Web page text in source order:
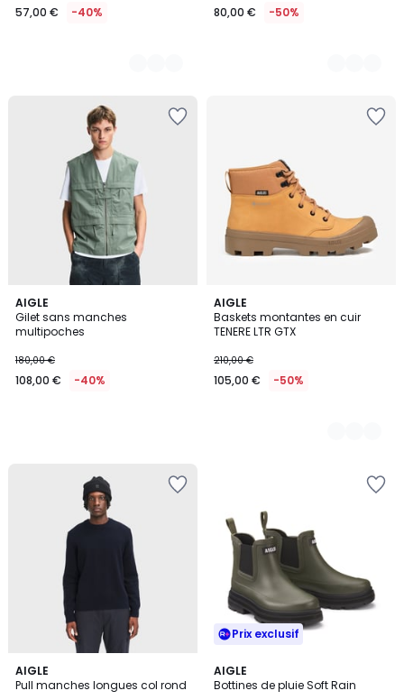
57,00 € -40% 80,00 € -50%
AIGLE
Gilet sans manches
multipoches
180,00 €
108,00 € -40%
AIGLE
Baskets montantes en cuir
TENERE LTR GTX
210,00 €
105,00 € -50%
2
Couleurs
AIGLE
Pull manches longues col rond
Prix exclusif
AIGLE
Bottines de pluie Soft Rain
5
/
3
Couleurs